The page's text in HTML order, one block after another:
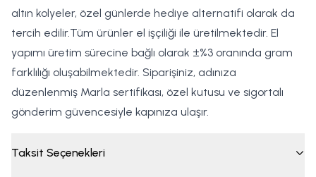
altın kolyeler, özel günlerde hediye alternatifi olarak da
tercih edilir.Tüm ürünler el işçiliği ile üretilmektedir. El
yapımı üretim sürecine bağlı olarak ±%3 oranında gram
farklılığı oluşabilmektedir. Siparişiniz, adınıza
düzenlenmiş Marla sertifikası, özel kutusu ve sigortalı
gönderim güvencesiyle kapınıza ulaşır.
Taksit Seçenekleri